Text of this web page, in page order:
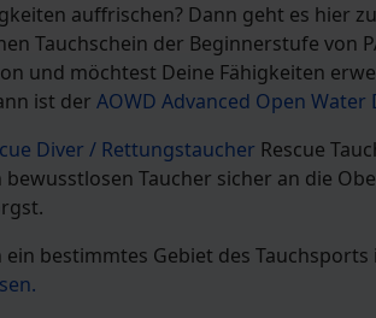
auffrischen? Dann geht es hier
Tauchschein der Beginnerstufe von
und möchtest Deine Fähigkeiten
ist derAOWD Advanced Open Water
Diver / Rettungstaucher Rescue
bewusstlosen Taucher sicher an die
ein bestimmtes Gebiet des